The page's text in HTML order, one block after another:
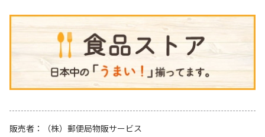
販売者
（株）郵便局物販サービス